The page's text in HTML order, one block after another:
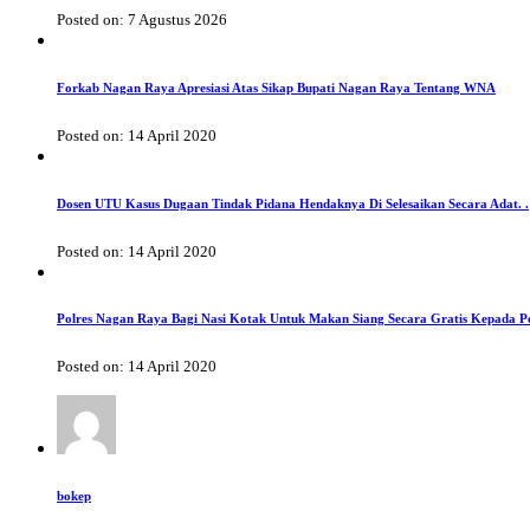
Posted on: 7 Agustus 2026
Forkab Nagan Raya Apresiasi Atas Sikap Bupati Nagan Raya Tentang WNA
Posted on: 14 April 2020
Dosen UTU Kasus Dugaan Tindak Pidana Hendaknya Di Selesaikan Secara Adat. .
Posted on: 14 April 2020
Polres Nagan Raya Bagi Nasi Kotak Untuk Makan Siang Secara Gratis Kepada
Posted on: 14 April 2020
bokep